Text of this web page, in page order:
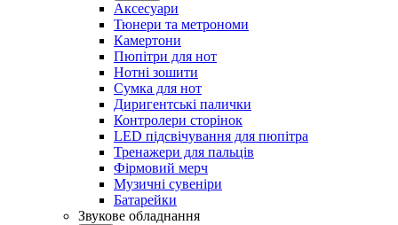
Аксесуари
Тюнери та метрономи
Камертони
Пюпітри для нот
Нотні зошити
Сумка для нот
Диригентські палички
Контролери сторінок
LED підсвічування для пюпітра
Тренажери для пальців
Фірмовий мерч
Музичні сувеніри
Батарейки
Звукове обладнання